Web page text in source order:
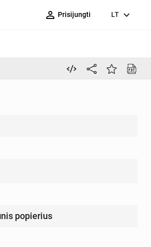
person_outline Prisijungti LT expand_more
popierius